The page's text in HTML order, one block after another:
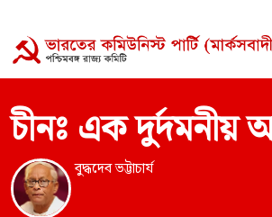
চীনঃ এক দুর্দমনীয়
বুদ্ধদেব ভট্টাচার্য